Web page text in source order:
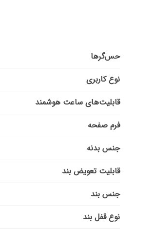
حس‌گرها
نوع کاربری
قابلیت‌های ساعت هوشمند
فرم صفحه
جنس بدنه
قابلیت تعویض بند
جنس بند
نوع قفل بند